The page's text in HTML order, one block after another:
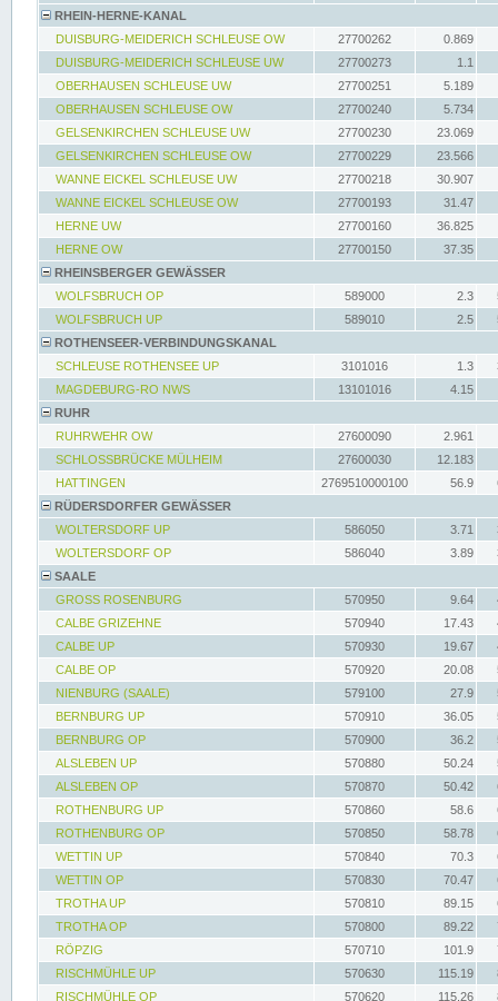
RHEIN-HERNE-KANAL
DUISBURG-MEIDERICH SCHLEUSE OW
27700262
0.869
DUISBURG-MEIDERICH SCHLEUSE UW
27700273
1.1
OBERHAUSEN SCHLEUSE UW
27700251
5.189
OBERHAUSEN SCHLEUSE OW
27700240
5.734
GELSENKIRCHEN SCHLEUSE UW
27700230
23.069
GELSENKIRCHEN SCHLEUSE OW
27700229
23.566
WANNE EICKEL SCHLEUSE UW
27700218
30.907
WANNE EICKEL SCHLEUSE OW
27700193
31.47
HERNE UW
27700160
36.825
HERNE OW
27700150
37.35
RHEINSBERGER GEWÄSSER
WOLFSBRUCH OP
589000 2.3
WOLFSBRUCH UP
589010 2.5
ROTHENSEER-VERBINDUNGSKANAL
SCHLEUSE ROTHENSEE UP
3101016 1.3
MAGDEBURG-RO NWS
13101016
4.15
RUHR
RUHRWEHR OW
27600090
2.961
SCHLOSSBRÜCKE MÜLHEIM
27600030
12.183
HATTINGEN
2769510000100 56.9
RÜDERSDORFER GEWÄSSER
WOLTERSDORF UP
586050 3.71
WOLTERSDORF OP
586040 3.89
SAALE
GROSS ROSENBURG
570950 9.64
CALBE GRIZEHNE
570940 17.43
CALBE UP
570930 19.67
CALBE OP
570920 20.08
NIENBURG (SAALE)
579100 27.9
BERNBURG UP
570910 36.05
BERNBURG OP
570900 36.2
ALSLEBEN UP
570880 50.24
ALSLEBEN OP
570870 50.42
ROTHENBURG UP
570860 58.6
ROTHENBURG OP
570850 58.78
WETTIN UP
570840 70.3
WETTIN OP
570830 70.47
TROTHA UP
570810 89.15
TROTHA OP
570800 89.22
RÖPZIG
570710 101.9
RISCHMÜHLE UP
570630 115.19
RISCHMÜHLE OP
570620 115.26